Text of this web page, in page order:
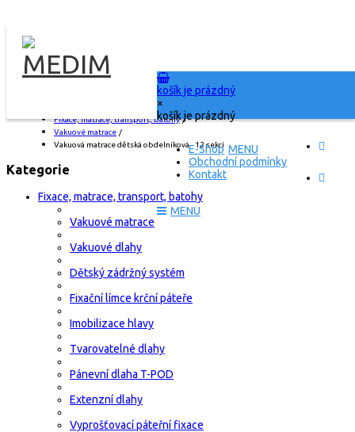
košík je prázdný
×
košík je prázdný
E-Shop
Obchodní podmínky
Kontakt
Fixace, matrace, transport, batohy /
Vakuové matrace /
Vakuová matrace dětská obdelníková - 12 sekcí
Kategorie
Fixace, matrace, transport, batohy
Vakuové matrace
Vakuové dlahy
Dětský zádržný systém
Fixační límce krční páteře
Imobilizace hlavy
Tvarovatelné dlahy
Pánevní dlaha T-POD
Extenzní dlahy
Vyprošťovací páteřní fixace